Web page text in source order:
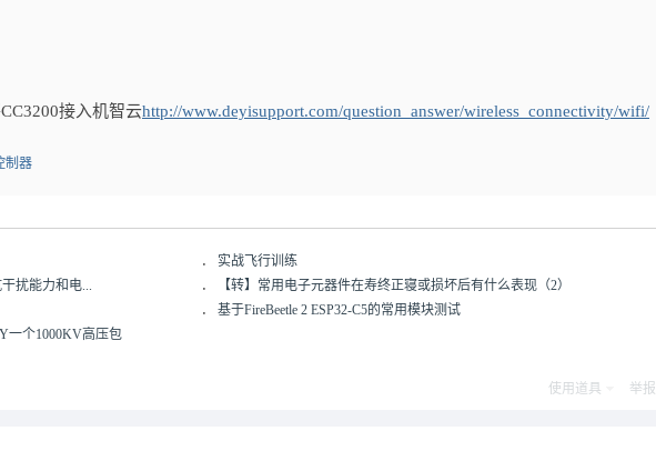
接入机智云http://www.deyisupport.com/question_answer/wireless_connectivity/wifi/
制器
． 实战飞行训练
扰能力和电... ．
【转】常用电子元器件在寿终正寝或损坏后有什么表现（2）
． 基于FireBeetle 2 ESP32-C5的常用模块测试
一个1000KV高压包
使用道具 举报